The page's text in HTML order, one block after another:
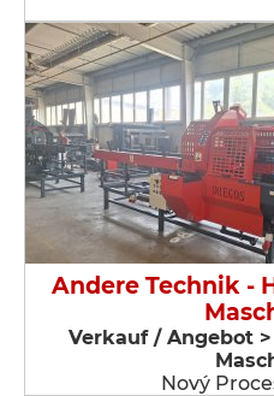
Andere Technik -
Verkauf / Angebot
Nový